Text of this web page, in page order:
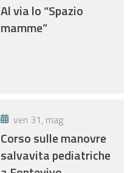
Al via lo “Spazio
mamme”
ven 31, mag
Corso sulle manovre
salvavita pediatriche